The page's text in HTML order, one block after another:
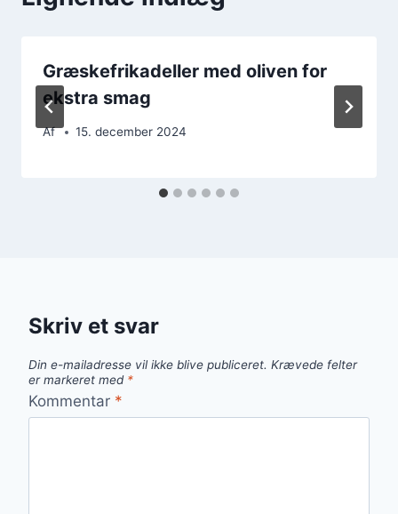
Græskefrikadeller med oliven for
ekstra smag
Af 15. december 2024
Skriv et svar
Din e-mailadresse vil ikke blive publiceret. Krævede felter
er markeret med *
Kommentar *